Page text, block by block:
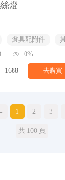
燈
燈具配附件
0%
1688 去購買
1 2 3
共 100 頁